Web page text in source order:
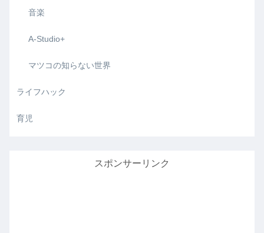
音楽
A-Studio+
マツコの知らない世界
ライフハック
育児
スポンサーリンク